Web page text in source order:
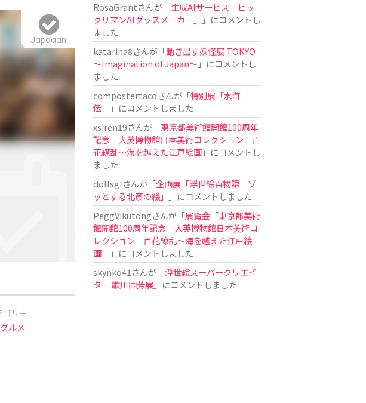
Japaaan!
ゴリー
グルメ
RosaGrantさんが「生成AIサービス「ビッ
クリマンAIグッズメーカー」
」にコメントし
ました
katarina8さんが「動き出す妖怪展 TOKYO
〜Imagination of Japan〜」にコメントし
ました
compostertacoさんが「特別展「水滸
伝」
」にコメントしました
xsiren19さんが「東京都美術館開館100周年
記念 大英博物館日本美術コレクション 百
花繚乱～海を越えた江戸絵画」にコメントし
ました
dollsglさんが「企画展「浮世絵百物語 ゾ
ッとする北斎の絵」
」にコメントしました
PeggVikutongさんが「展覧会「東京都美術
館開館100周年記念 大英博物館日本美術コ
レクション 百花繚乱〜海を越えた江戸絵
画」
」にコメントしました
skynko41 さんが「浮世絵スーパークリエイ
ター 歌川国芳展 」にコメントしました